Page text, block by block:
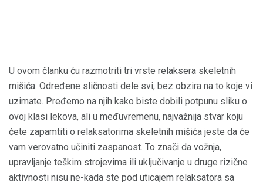
U ovom članku ću razmotriti tri vrste relaksera skeletnih
mišića. Određene sličnosti dele svi, bez obzira na to koje vi
uzimate. Pređemo na njih kako biste dobili potpunu sliku o
ovoj klasi lekova, ali u međuvremenu, najvažnija stvar koju
ćete zapamtiti o relaksatorima skeletnih mišića jeste da će
vam verovatno učiniti zaspanost. To znači da vožnja,
upravljanje teškim strojevima ili uključivanje u druge rizične
aktivnosti nisu ne-kada ste pod uticajem relaksatora sa